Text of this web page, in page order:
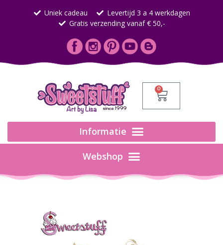
Uniek cadeau
Levertijd 3 a 4 werkdagen
Gratis verzending vanaf € 50,-
0